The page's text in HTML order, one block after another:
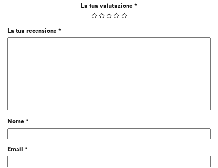
La tua valutazione*
La tua recensione*
Nome*
Email *